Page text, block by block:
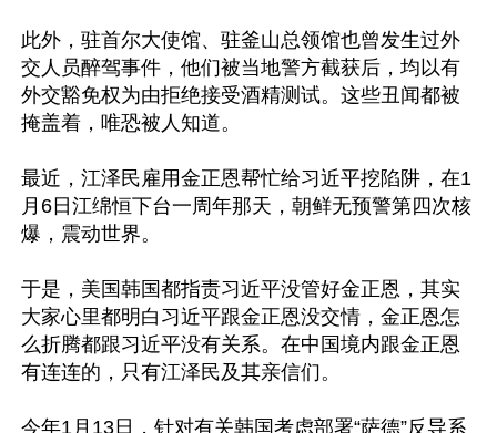
此外，驻首尔大使馆、驻釜山总领馆也曾发生过外
交人员醉驾事件，他们被当地警方截获后，均以有
外交豁免权为由拒绝接受酒精测试。这些丑闻都被
掩盖着，唯恐被人知道。
最近，江泽民雇用金正恩帮忙给习近平挖陷阱，在1
月6日江绵恒下台一周年那天，朝鲜无预警第四次核
爆，震动世界。
于是，美国韩国都指责习近平没管好金正恩，其实
大家心里都明白习近平跟金正恩没交情，金正恩怎
么折腾都跟习近平没有关系。在中国境内跟金正恩
有连连的，只有江泽民及其亲信们。
今年1月13日，针对有关韩国考虑部署“萨德”反导系